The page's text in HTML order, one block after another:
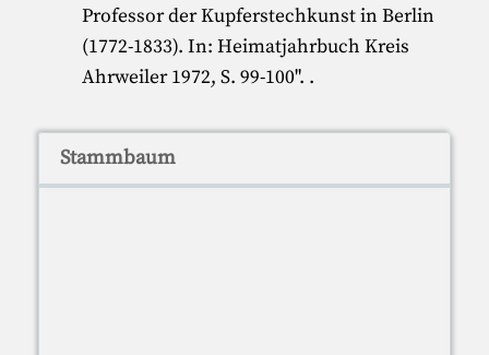
Professor der Kupferstechkunst in Berlin
(1772-1833). In: Heimatjahrbuch Kreis
Ahrweiler 1972, S. 99-100". .
Stammbaum